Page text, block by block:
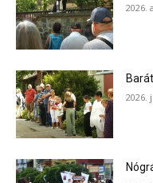
2026.
2026.